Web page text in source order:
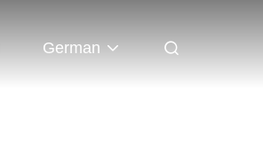
German